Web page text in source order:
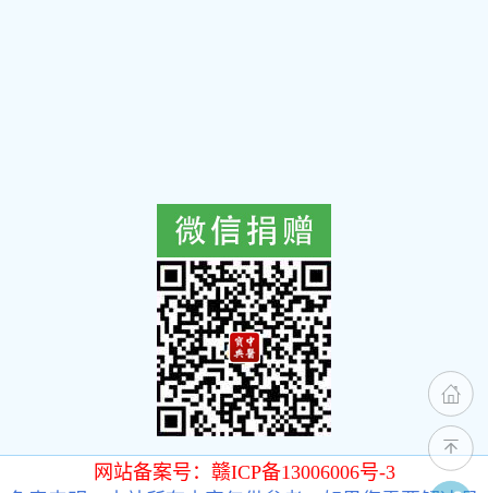
网站备案号：赣ICP备13006006号-3